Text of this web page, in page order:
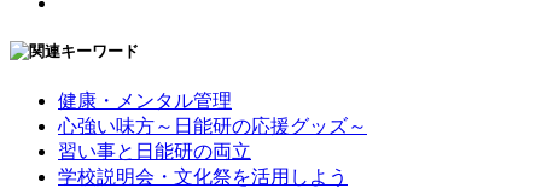
健康・メンタル管理
心強い味方～日能研の応援グッズ～
習い事と日能研の両立
学校説明会・文化祭を活用しよう